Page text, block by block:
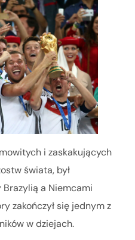
i zaskakujących
świata, był
a Niemcami
zakończył się jednym z
w dziejach.